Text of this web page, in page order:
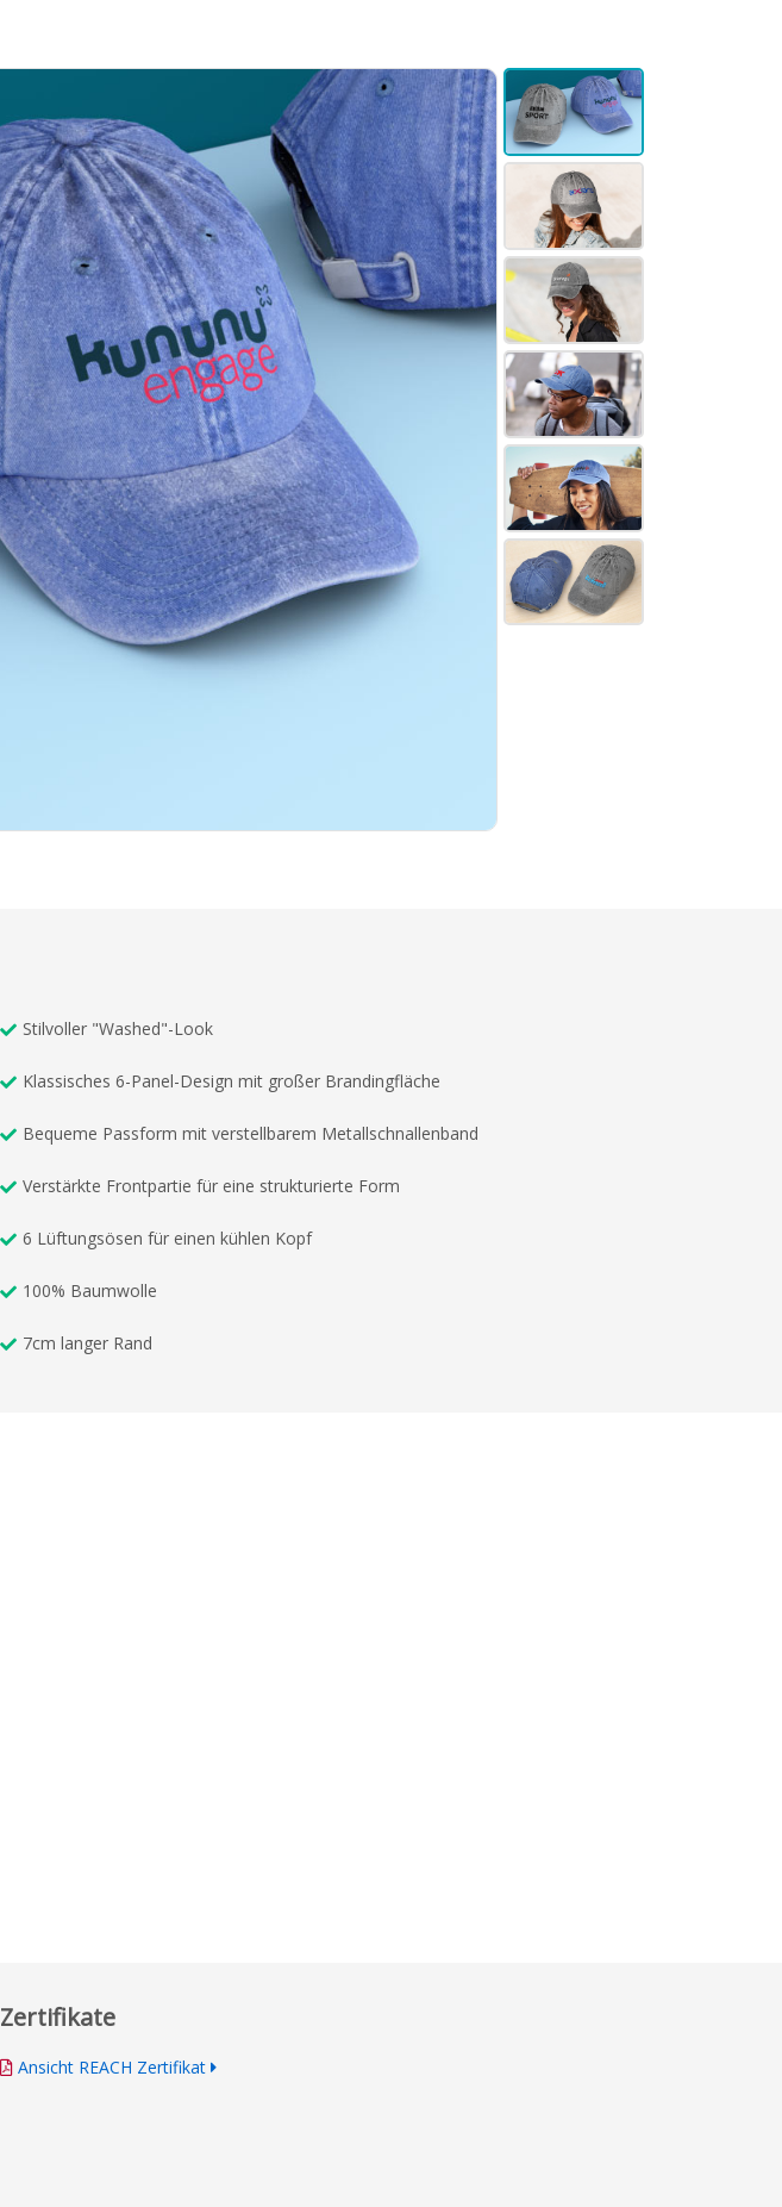
Stilvoller "Washed"-Look
Klassisches 6-Panel-Design mit großer Brandingfläche
Bequeme Passform mit verstellbarem Metallschnallenband
Verstärkte Frontpartie für eine strukturierte Form
6 Lüftungsösen für einen kühlen Kopf
100% Baumwolle
7cm langer Rand
Zertifikate
Ansicht REACH Zertifikat